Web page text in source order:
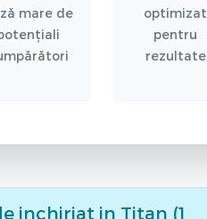
mare de
optimizat
pentru
rezultate
inchiriat in Titan (1